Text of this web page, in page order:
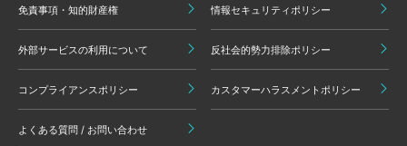
免責事項・知的財産権 情報セキュリティポリシー
外部サービスの利用について 反社会的勢力排除ポリシー
コンプライアンスポリシー カスタマーハラスメントポリシー
よくある質問 / お問い合わせ